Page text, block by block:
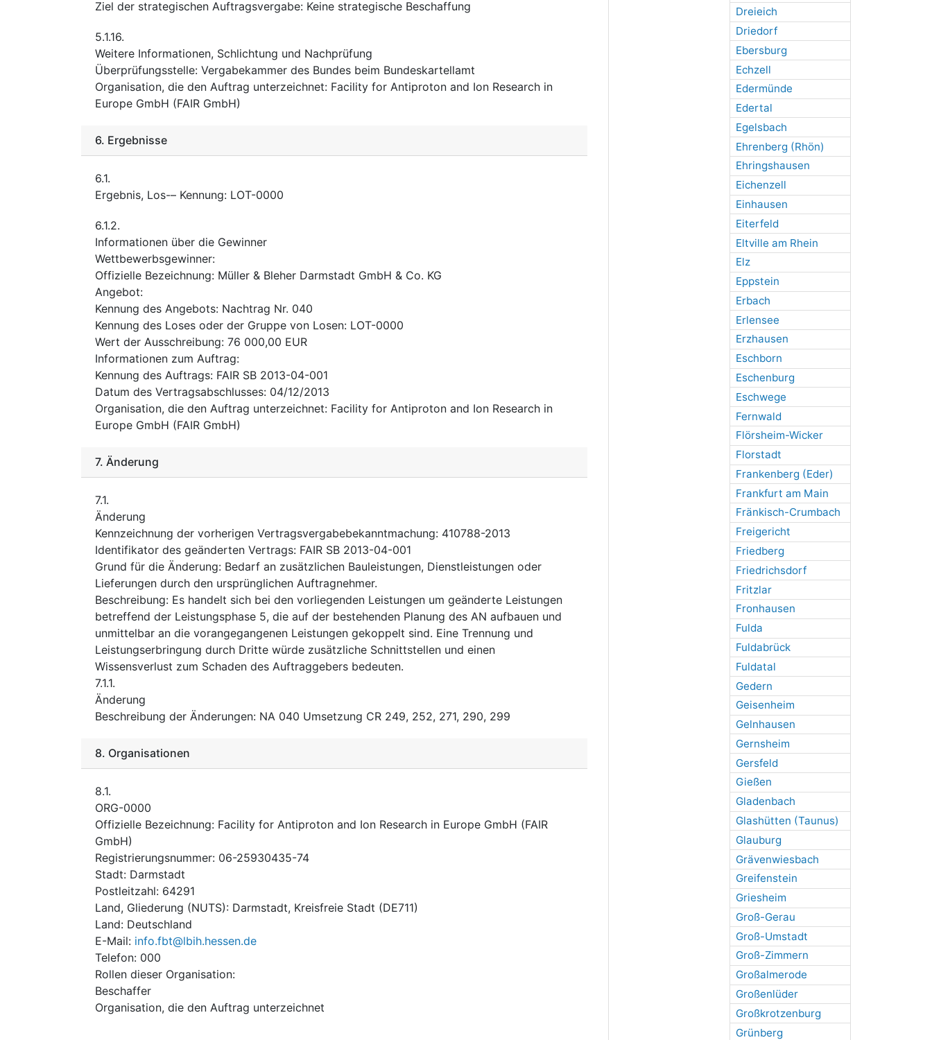
Dreieich
Driedorf
Ebersburg
Echzell
Edermünde
Edertal
Egelsbach
Ehrenberg (Rhön)
Ehringshausen
Eichenzell
Einhausen
Eiterfeld
Eltville am Rhein
Elz
Eppstein
Erbach
Erlensee
Erzhausen
Eschborn
Eschenburg
Eschwege
Fernwald
Flörsheim-Wicker
Florstadt
Frankenberg (Eder)
Frankfurt am Main
Fränkisch-Crumbach
Freigericht
Friedberg
Friedrichsdorf
Fritzlar
Fronhausen
Fulda
Fuldabrück
Fuldatal
Gedern
Geisenheim
Gelnhausen
Gernsheim
Gersfeld
Gießen
Gladenbach
Glashütten (Taunus)
Glauburg
Grävenwiesbach
Greifenstein
Griesheim
Groß-Gerau
Groß-Umstadt
Groß-Zimmern
Großalmerode
Großenlüder
Großkrotzenburg
Grünberg
Ziel der strategischen Auftragsvergabe: Keine strategische Beschaffung
5.1.16.
Weitere Informationen, Schlichtung und Nachprüfung
Überprüfungsstelle: Vergabekammer des Bundes beim Bundeskartellamt
Organisation, die den Auftrag unterzeichnet: Facility for Antiproton and Ion Research in
Europe GmbH (FAIR GmbH)
6. Ergebnisse
6.1.
Ergebnis, Los-– Kennung: LOT-0000
6.1.2.
Informationen über die Gewinner
Wettbewerbsgewinner:
Offizielle Bezeichnung: Müller & Bleher Darmstadt GmbH & Co. KG
Angebot:
Kennung des Angebots: Nachtrag Nr. 040
Kennung des Loses oder der Gruppe von Losen: LOT-0000
Wert der Ausschreibung: 76 000,00 EUR
Informationen zum Auftrag:
Kennung des Auftrags: FAIR SB 2013-04-001
Datum des Vertragsabschlusses: 04/12/2013
Organisation, die den Auftrag unterzeichnet: Facility for Antiproton and Ion Research in
Europe GmbH (FAIR GmbH)
7. Änderung
7.1.
Änderung
Kennzeichnung der vorherigen Vertragsvergabebekanntmachung: 410788-2013
Identifikator des geänderten Vertrags: FAIR SB 2013-04-001
Grund für die Änderung: Bedarf an zusätzlichen Bauleistungen, Dienstleistungen oder
Lieferungen durch den ursprünglichen Auftragnehmer.
Beschreibung: Es handelt sich bei den vorliegenden Leistungen um geänderte Leistungen
betreffend der Leistungsphase 5, die auf der bestehenden Planung des AN aufbauen und
unmittelbar an die vorangegangenen Leistungen gekoppelt sind. Eine Trennung und
Leistungserbringung durch Dritte würde zusätzliche Schnittstellen und einen
Wissensverlust zum Schaden des Auftraggebers bedeuten.
7.1.1.
Änderung
Beschreibung der Änderungen: NA 040 Umsetzung CR 249, 252, 271, 290, 299
8. Organisationen
8.1.
ORG-0000
Offizielle Bezeichnung: Facility for Antiproton and Ion Research in Europe GmbH (FAIR
GmbH)
Registrierungsnummer: 06-25930435-74
Stadt: Darmstadt
Postleitzahl: 64291
Land, Gliederung (NUTS): Darmstadt, Kreisfreie Stadt (DE711)
Land: Deutschland
E-Mail: info.fbt@lbih.hessen.de
Telefon: 000
Rollen dieser Organisation:
Beschaffer
Organisation, die den Auftrag unterzeichnet